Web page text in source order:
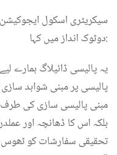
سیکریٹری اسکول
دوٹوک انداز میں کہا:
پالیسی پر مبنی شواہد
مبنی پالیسی سازی کی طرف
بلکہ اس کا ڈھانچہ اور
تحقیقی سفارشات کو ٹھوس،